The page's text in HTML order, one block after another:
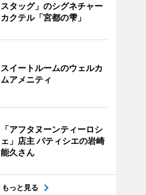
スタッグ」のシグネチャー
カクテル「宮都の雫」
スイートルームのウェルカ
ムアメニティ
「アフタヌーンティーロシ
ェ」店主 パティシエの岩崎
能久さん
もっと見る